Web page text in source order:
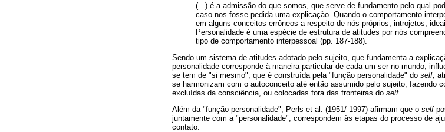
(...) é a admissão do que somos, que serve de fundamento pelo qual
caso nos fosse pedida uma explicação. Quando o comportamento
em alguns conceitos errôneos a respeito de nós próprios, introjetos,
Personalidade é uma espécie de estrutura de atitudes por nós
tipo de comportamento interpessoal (pp. 187-188).
Sendo um sistema de atitudes adotado pelo sujeito, que fundamenta a
personalidade corresponde à maneira particular de cada um ser no mundo,
se tem de "si mesmo", que é construída pela "função personalidade" do self,
se harmonizam com o autoconceito até então assumido pelo sujeito, fazendo
excluídas da consciência, ou colocadas fora das fronteiras do self.
Além da "função personalidade", Perls et al. (1951/ 1997) afirmam que o self
juntamente com a "personalidade", correspondem às etapas do processo de
contato.